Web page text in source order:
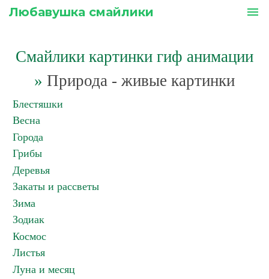
Любавушка смайлики menu
Смайлики картинки гиф анимации
» Природа - живые картинки
Блестяшки
Весна
Города
Грибы
Деревья
Закаты и рассветы
Зима
Зодиак
Космос
Листья
Луна и месяц